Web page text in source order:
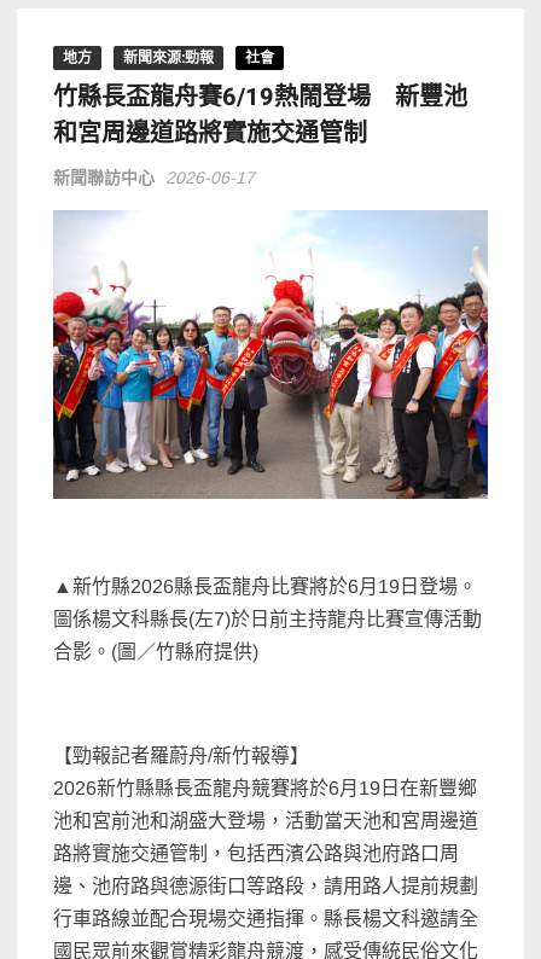
地方 新聞來源:勁報 社會
竹縣長盃龍舟賽6/19熱鬧登場 新豐池
和宮周邊道路將實施交通管制
新聞聯訪中心 2026-06-17
▲新竹縣2026縣長盃龍舟比賽將於6月19日登場。
圖係楊文科縣長(左7)於日前主持龍舟比賽宣傳活動
合影。(圖／竹縣府提供)
【勁報記者羅蔚舟/新竹報導】
2026新竹縣縣長盃龍舟競賽將於6月19日在新豐鄉
池和宮前池和湖盛大登場，活動當天池和宮周邊道
路將實施交通管制，包括西濱公路與池府路口周
邊、池府路與德源街口等路段，請用路人提前規劃
行車路線並配合現場交通指揮。縣長楊文科邀請全
國民眾前來觀賞精彩龍舟競渡，感受傳統民俗文化